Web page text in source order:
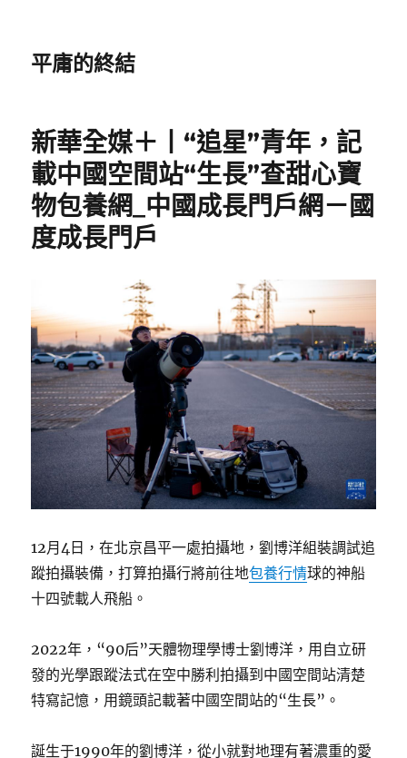
平庸的終結
新華全媒＋丨“追星”青年，記
載中國空間站“生長”查甜心寶
物包養網_中國成長門戶網－國
度成長門戶
12月4日，在北京昌平一處拍攝地，劉博洋組裝調試追
蹤拍攝裝備，打算拍攝行將前往地包養行情球的神船
十四號載人飛船。
2022年，“90后”天體物理學博士劉博洋，用自立研
發的光學跟蹤法式在空中勝利拍攝到中國空間站清楚
特寫記憶，用鏡頭記載著中國空間站的“生長”。
誕生于1990年的劉博洋，從小就對地理有著濃重的愛